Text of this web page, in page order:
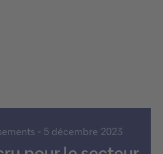
- 5 décembre 2023